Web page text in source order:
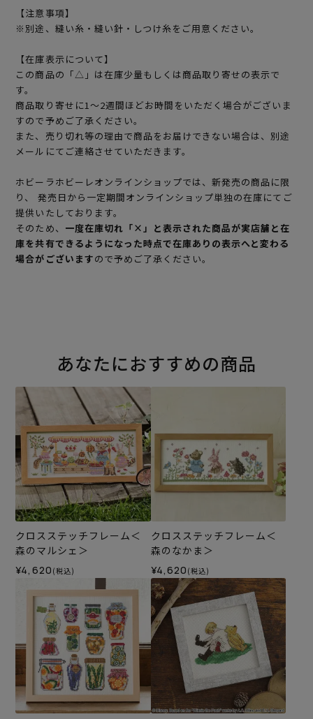
【注意事項】
※別途、縫い糸・縫い針・しつけ糸をご用意ください。
【在庫表示について】
この商品の「△」は在庫少量もしくは商品取り寄せの表示で
す。
商品取り寄せに1～2週間ほどお時間をいただく場合がございま
すので予めご了承ください。
また、売り切れ等の理由で商品をお届けできない場合は、別途
メールにてご連絡させていただきます。
ホビーラホビーレオンラインショップでは、新発売の商品に限
り、 発売日から一定期間オンラインショップ単独の在庫にてご
提供いたしております。
そのため、 一度在庫切れ「×」と表示された商品が実店舗と在
庫を共有できるようになった時点で在庫ありの表示へと変わる
場合がございますので予めご了承ください。
あなたにおすすめの商品
クロスステッチフレーム＜
森のマルシェ＞
¥4,620 (税込)
クロスステッチフレーム＜
森のなかま＞
¥4,620 (税込)